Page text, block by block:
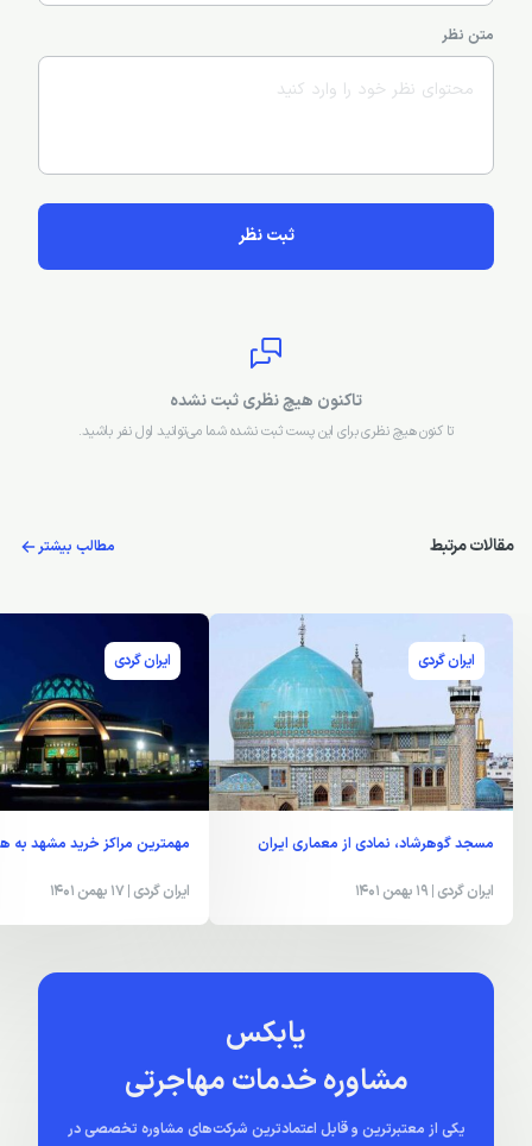
متن نظر
ثبت نظر
تاکنون هیچ نظری ثبت نشده
تا کنون هیچ نظری برای این پست ثبت نشده شما می‌توانید اول نفر باشید.
مقالات مرتبط مطالب بیشتر
ایران گردی
مسجد گوهرشاد، نمادی از معماری ایران
ایران گردی | 19 بهمن 1401
ایران گردی
مهمترین مراکز خرید مشهد به
ایران گردی | 17 بهمن 1401
یابکس
مشاوره خدمات مهاجرتی
یکی از معتبرترین و قابل اعتمادترین شرکت‌های مشاوره تخصصی در